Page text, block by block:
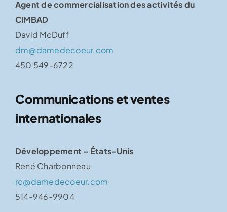
Agent de commercialisation des activités du
CIMBAD
David McDuff
dm@damedecoeur.com
450 549-6722
Communications et ventes
internationales
Développement – États-Unis
René Charbonneau
rc@damedecoeur.com
514-946-9904